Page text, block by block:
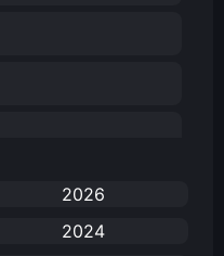
2026
2024